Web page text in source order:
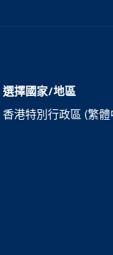
選擇國家/地區
香港特別行政區 (繁